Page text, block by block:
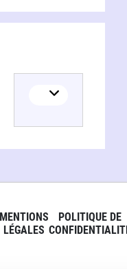
MENTIONS
LÉGALES
POLITIQUE DE